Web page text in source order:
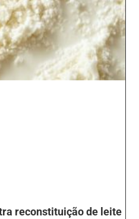
reconstituição de leite